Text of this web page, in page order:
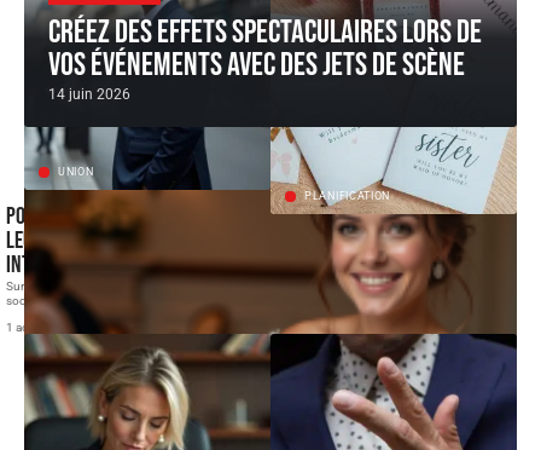
Créez des effets spectaculaires lors de
vos événements avec des jets de scène
14 juin 2026
UNION
Pourquoi l’épouse d’Alain Bauer et
leur mariage restent-ils
introuvables ?
Sur les registres publics comme sur les réseaux
sociaux, l'épouse d'Alain Bauer
1 août 2026
PLANIFICATION
Comment demander d’être sa
demoiselle d’honneur?
Vous n’avez pas encore informé vos demoiselles
d’honneur qu’elles seront à vos
28 mai 2026